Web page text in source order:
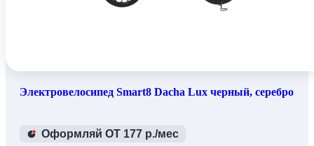
Электровелосипед Smart8 Dacha Lux черный, серебро
Оформляй ОТ 177 р./мес